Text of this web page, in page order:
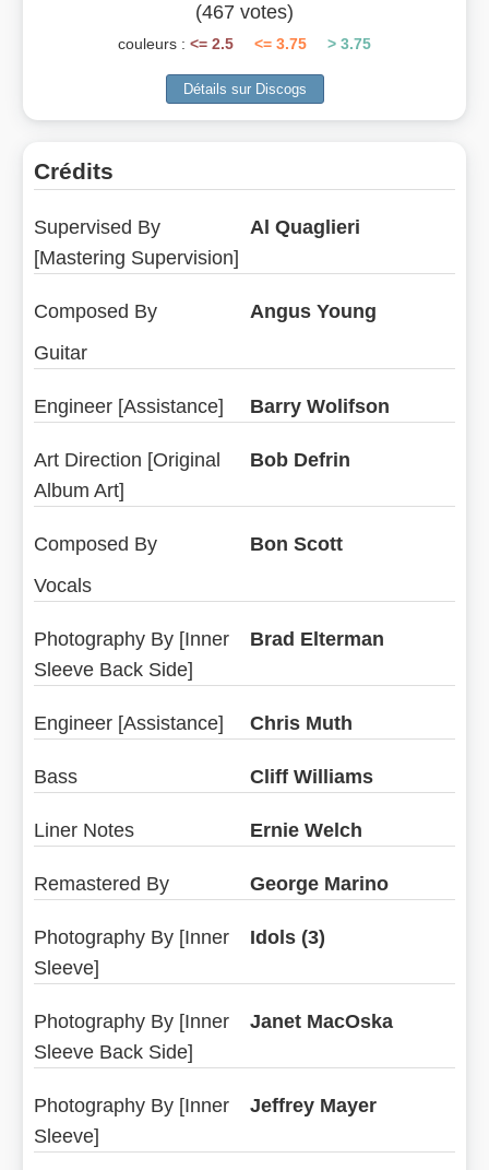
(467 votes)
couleurs : <= 2.5 <= 3.75 > 3.75
Crédits
Supervised By
[Mastering Supervision]
Al Quaglieri
Composed By
Guitar
Angus Young
Engineer [Assistance] Barry Wolifson
Art Direction [Original
Album Art]
Bob Defrin
Composed By
Vocals
Bon Scott
Photography By [Inner
Sleeve Back Side]
Brad Elterman
Engineer [Assistance] Chris Muth
Bass Cliff Williams
Liner Notes Ernie Welch
Remastered By George Marino
Photography By [Inner
Sleeve]
Idols (3)
Photography By [Inner
Sleeve Back Side]
Janet MacOska
Photography By [Inner
Sleeve]
Jeffrey Mayer